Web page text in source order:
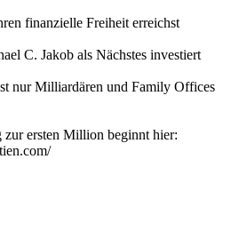
finanzielle Freiheit erreichst
C. Jakob als Nächstes investiert
nur Milliardären und Family Offices
zur ersten Million beginnt hier: